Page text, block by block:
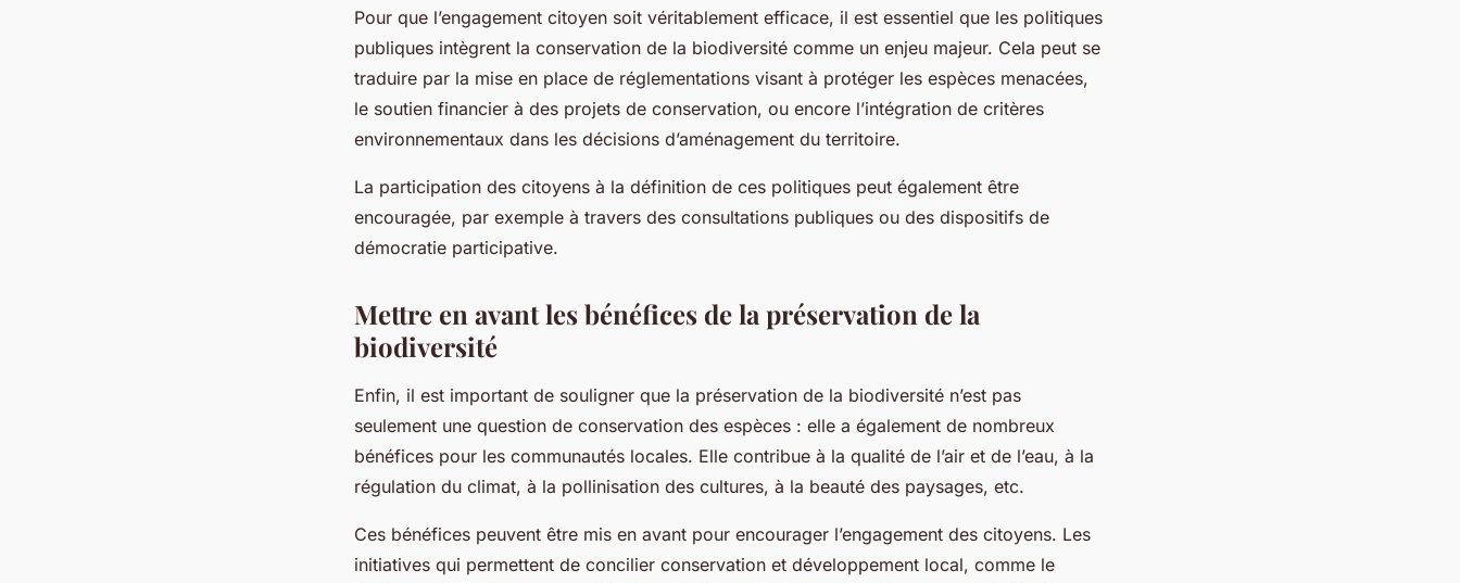
Pour que l’engagement citoyen soit véritablement efficace, il est essentiel que les politiques
publiques intègrent la conservation de la biodiversité comme un enjeu majeur. Cela peut se
traduire par la mise en place de réglementations visant à protéger les espèces menacées,
le soutien financier à des projets de conservation, ou encore l’intégration de critères
environnementaux dans les décisions d’aménagement du territoire.
La participation des citoyens à la définition de ces politiques peut également être
encouragée, par exemple à travers des consultations publiques ou des dispositifs de
démocratie participative.
Mettre en avant les bénéfices de la préservation de la
biodiversité
Enfin, il est important de souligner que la préservation de la biodiversité n’est pas
seulement une question de conservation des espèces : elle a également de nombreux
bénéfices pour les communautés locales. Elle contribue à la qualité de l’air et de l’eau, à la
régulation du climat, à la pollinisation des cultures, à la beauté des paysages, etc.
Ces bénéfices peuvent être mis en avant pour encourager l’engagement des citoyens. Les
initiatives qui permettent de concilier conservation et développement local, comme le